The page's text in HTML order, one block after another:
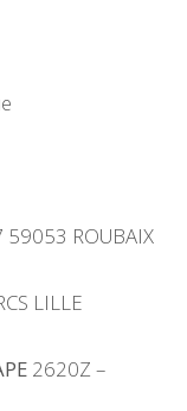
ROUBAIX
LILLE
2620Z –